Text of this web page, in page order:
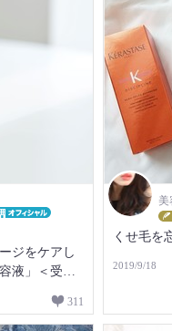
ジをケアし
液」＜受付
311
美
くせ毛を
2019/9/18